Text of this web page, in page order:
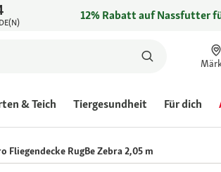
12% Rabatt auf Nassfutter
& Teich Tiergesundheit Für dich
Fliegendecke RugBe Zebra 2,05 m